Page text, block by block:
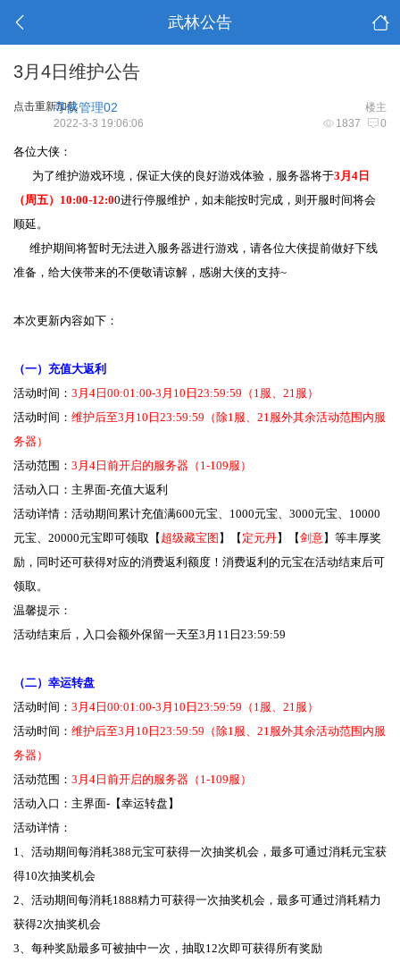
武林公告
3月4日维护公告
点击重新加载 楼主
寻侠管理02
1837 0
2022-3-3 19:06:06
各位大侠：
为了维护游戏环境，保证大侠的良好游戏体验，服务器将于3月4日
（周五）10:00-12:00进行停服维护，如未能按时完成，则开服时间将会
顺延。
维护期间将暂时无法进入服务器进行游戏，请各位大侠提前做好下线
准备，给大侠带来的不便敬请谅解，感谢大侠的支持~
本次更新内容如下：
（一）充值大返利
活动时间： 3月4日00:01:00-3月10日23:59:59（1服、21服）
活动时间： 维护后至3月10日23:59:59（除1服、21服外其余活动范围内服
务器）
活动范围： 3月4日前开启的服务器（1-109服）
活动入口：主界面-充值大返利
活动详情：活动期间累计充值满600元宝、1000元宝、3000元宝、10000
元宝、20000元宝即可领取【 超级藏宝图 】【 定元丹】【剑意】等丰厚奖
励，同时还可获得对应的消费返利额度！消费返利的元宝在活动结束后可
领取。
温馨提示：
活动结束后，入口会额外保留一天至3月11日23:59:59
（二）幸运转盘
活动时间： 3月4日00:01:00-3月10日23:59:59（1服、21服）
活动时间： 维护后至3月10日23:59:59（除1服、21服外其余活动范围内服
务器）
活动范围： 3月4日前开启的服务器（1-109服）
活动入口：主界面-【幸运转盘】
活动详情：
1、活动期间每消耗388元宝可获得一次抽奖机会，最多可通过消耗元宝获
得10次抽奖机会
2、活动期间每消耗1888精力可获得一次抽奖机会，最多可通过消耗精力
获得2次抽奖机会
3、每种奖励最多可被抽中一次，抽取12次即可获得所有奖励